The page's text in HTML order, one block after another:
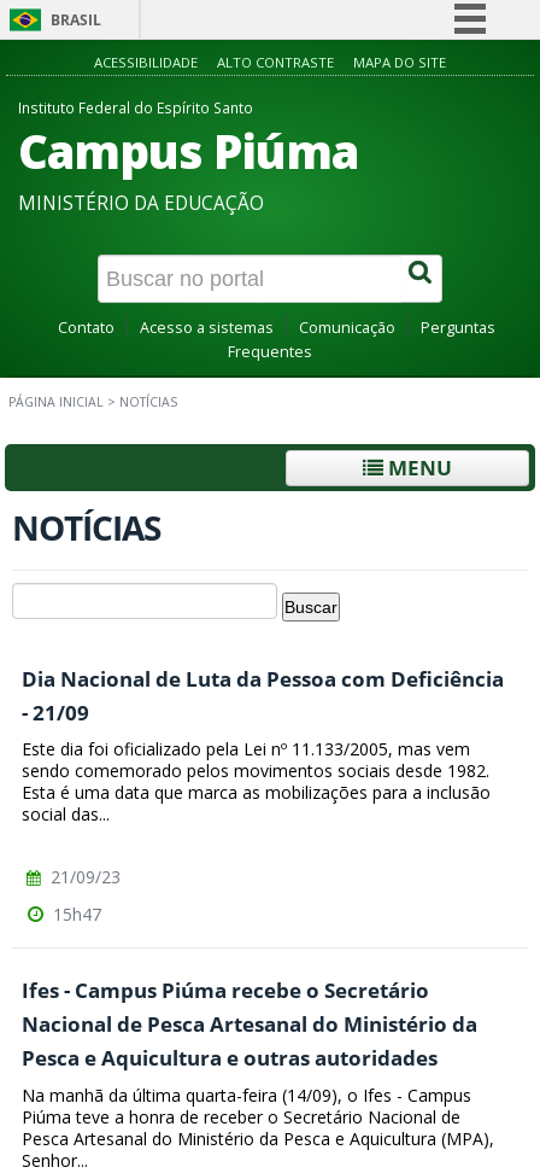
BRASIL
Simplifique!
Acesso à informação
Canais
ACESSIBILIDADE ALTO CONTRASTE MAPA DO SITE
Instituto Federal do Espírito Santo
Campus Piúma
MINISTÉRIO DA EDUCAÇÃO
Contato Acesso a sistemas Comunicação
Perguntas
Frequentes
PÁGINA INICIAL > NOTÍCIAS
MENU
NOTÍCIAS
Dia Nacional de Luta da Pessoa com Deficiência
- 21/09
Este dia foi oficializado pela Lei nº 11.133/2005, mas vem
sendo comemorado pelos movimentos sociais desde 1982.
Esta é uma data que marca as mobilizações para a inclusão
social das...
21/09/23
15h47
Ifes - Campus Piúma recebe o Secretário
Nacional de Pesca Artesanal do Ministério da
Pesca e Aquicultura e outras autoridades
Na manhã da última quarta-feira (14/09), o Ifes - Campus
Piúma teve a honra de receber o Secretário Nacional de
Pesca Artesanal do Ministério da Pesca e Aquicultura (MPA),
Senhor...